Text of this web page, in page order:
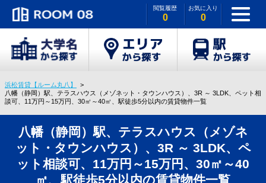
閲覧履歴
0
お気に入り
0
浜松賃貸【ルーム丸八】
八幡（静岡）駅、テラスハウス（メゾネット・タウンハウス）、3R ～ 3LDK、ペット相
談可、11万円～15万円、30㎡～40㎡、駅徒歩5分以内の賃貸物件一覧
八幡（静岡）駅、テラスハウス（メゾネ
ット・タウンハウス）、3R ～ 3LDK、ペ
ット相談可、11万円～15万円、30㎡～40
㎡、駅徒歩5分以内の賃貸物件一覧